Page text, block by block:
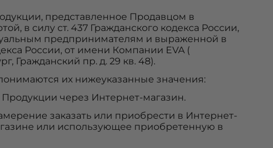
представленное Продавцом в
в силу ст. 437 Гражданского кодекса России,
предпринимателям и выраженной в
России, от имени Компании EVA (
Гражданский пр. д. 29 кв. 48).
их нижеуказанные значения:
через Интернет-магазин.
заказать или приобрести в Интернет-
или использующее приобретенную в